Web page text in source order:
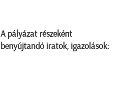
A pályázat részeként
benyújtandó iratok, igazolások: